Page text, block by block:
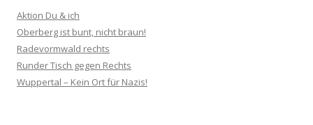
Aktion Du & ich
Oberberg ist bunt, nicht braun!
Radevormwald rechts
Runder Tisch gegen Rechts
Wuppertal – Kein Ort für Nazis!